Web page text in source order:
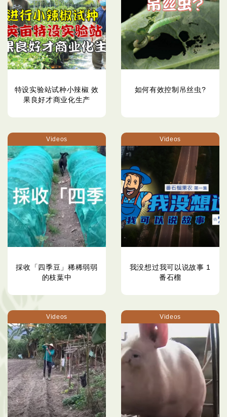
特设实验站试种小辣椒 效
果良好才商业化生产
如何有效控制吊丝虫?
Videos
採收「四季豆」稀稀弱弱
的枝葉中
Videos
我没想过我可以说故事 1
番石榴
Videos Videos